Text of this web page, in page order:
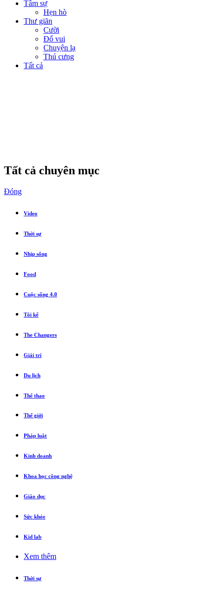
Tâm sự
Hẹn hò
Thư giãn
Cười
Đố vui
Chuyện lạ
Thú cưng
Tất cả
Tất cả chuyên mục
Đóng
Video
Thời sự
Nhịp sống
Food
Cuộc sống 4.0
Tôi kể
The Changers
Giải trí
Du lịch
Thể thao
Thế giới
Pháp luật
Kinh doanh
Khoa học công nghệ
Giáo dục
Sức khỏe
Kid lab
Xem thêm
Thời sự